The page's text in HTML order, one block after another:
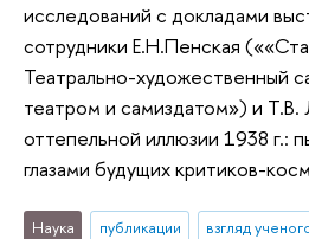
исследований с докладами
сотрудники Е.Н.Пенская
Театрально-художественный
театром и самиздатом») и
оттепельной иллюзии 1938 г.:
глазами будущих критиков-
Наука публикации
взгляд